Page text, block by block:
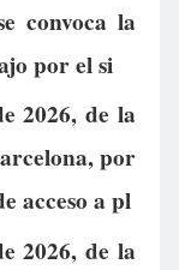
convoca la
por el si
2026, de la
por
acceso a pl
2026, de la